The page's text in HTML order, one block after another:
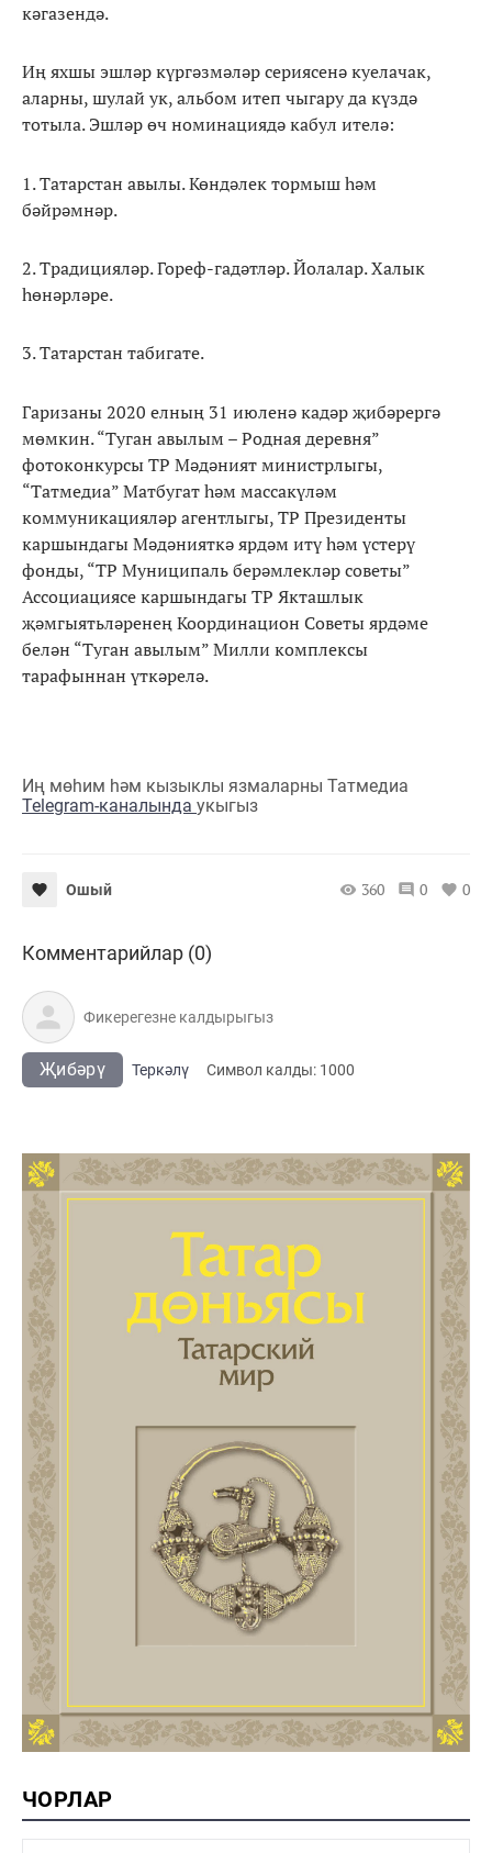
кәгазендә.
Иң яхшы эшләр күргәзмәләр сериясенә куелачак,
аларны, шулай ук, альбом итеп чыгару да күздә
тотыла. Эшләр өч номинациядә кабул ителә:
1. Татарстан авылы. Көндәлек тормыш һәм
бәйрәмнәр.
2. Традицияләр. Гореф-гадәтләр. Йолалар. Халык
һөнәрләре.
3. Татарстан табигате.
Гаризаны 2020 елның 31 июленә кадәр җибәрергә
мөмкин. “Туган авылым – Родная деревня”
фотоконкурсы ТР Мәдәният министрлыгы,
“Татмедиа” Матбугат һәм массакүләм
коммуникацияләр агентлыгы, ТР Президенты
каршындагы Мәдәнияткә ярдәм итү һәм үстерү
фонды, “ТР Муниципаль берәмлекләр советы”
Ассоциациясе каршындагы ТР Якташлык
җәмгыятьләренең Координацион Советы ярдәме
белән “Туган авылым” Милли комплексы
тарафыннан үткәрелә.
Иң мөһим һәм кызыклы язмаларны Татмедиа
Telegram-каналында укыгыз
Ошый 360 0 0
Комментарийлар (0)
Җибәрү Теркәлү Cимвол калды: 1000
ЧОРЛАР